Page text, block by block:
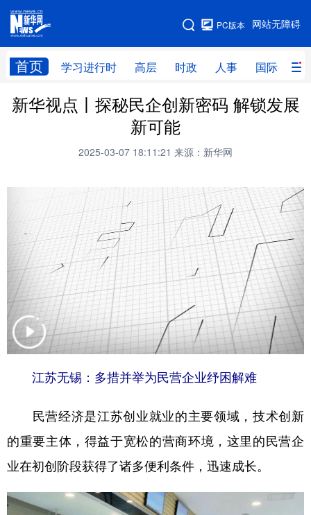
网站无障碍
PC版本
首页 学习进行时 高层 时政 人事 国际 财
网站地图
学习进行时 高层 时政 人事
量子 体育
文化 书画 健康 军事
访谈 视频 图片 政务
法律 中央文件 金融 汽车
食品 人居 信息化 数字经济
学术中国 乡村振兴 银龄 溯源中国
公益 一带一路 亚太网 上市公司
地方频道
新华视点丨探秘民企创新密码 解锁发展
新可能
2025-03-07 18:11:21 来源：新华网
江苏无锡：多措并举为民营企业纾困解难
民营经济是江苏创业就业的主要领域，技术创新
的重要主体，得益于宽松的营商环境，这里的民营企
业在初创阶段获得了诸多便利条件，迅速成长。